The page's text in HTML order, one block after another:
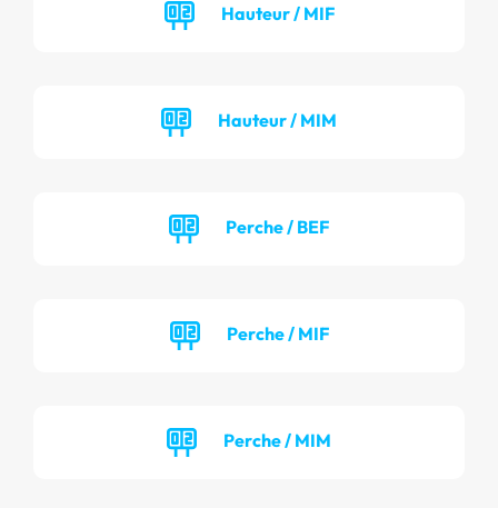
Hauteur / MIF
Hauteur / MIM
Perche / BEF
Perche / MIF
Perche / MIM